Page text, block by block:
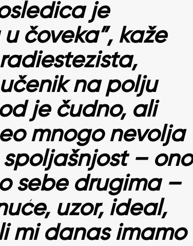
je
čoveka”, kaže
na polju
je čudno, ali
mnogo nevolja
– ono
sebe drugima –
uzor, ideal,
mi danas imamo